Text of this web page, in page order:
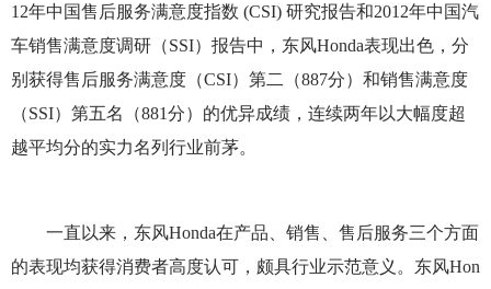
12年中国售后服务满意度指数 (CSI) 研究报告和2012年中国汽
车销售满意度调研（SSI）报告中，东风Honda表现出色，分
别获得售后服务满意度（CSI）第二（887分）和销售满意度
（SSI）第五名（881分）的优异成绩，连续两年以大幅度超
越平均分的实力名列行业前茅。
一直以来，东风Honda在产品、销售、售后服务三个方面
的表现均获得消费者高度认可，颇具行业示范意义。东风Hon